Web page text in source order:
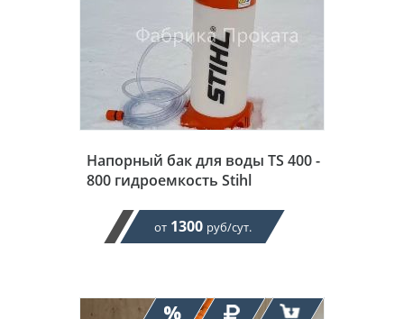
Напорный бак для воды TS 400 -
800 гидроемкость Stihl
от 1300 руб/сут.